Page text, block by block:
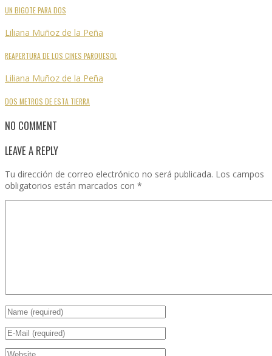
UN BIGOTE PARA DOS
Liliana Muñoz de la Peña
REAPERTURA DE LOS CINES PARQUESOL
Liliana Muñoz de la Peña
DOS METROS DE ESTA TIERRA
NO COMMENT
LEAVE A REPLY
Tu dirección de correo electrónico no será publicada. Los campos
obligatorios están marcados con *